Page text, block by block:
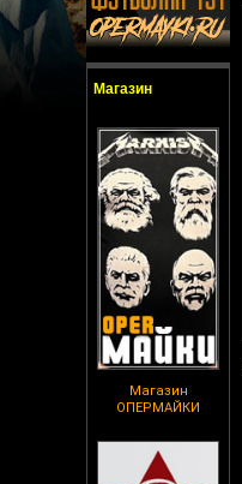
Магазин
Магазин
ОПЕРМАЙКИ